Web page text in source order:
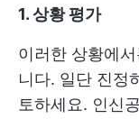
1. 상황 평가
이러한 상황에
니다. 일단 진정
토하세요. 인신